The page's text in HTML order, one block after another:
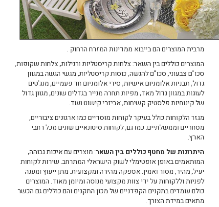
מרבית המוצרים הם בייבוא ממדינות המזרח הרחוק .
המוצרים כוללים בין השאר: צלחות קריסטליות ורגילות, צלחות שקופות,
סכו"ם צבעוני, סכו"ם להגשה, כוסות קריסטליות, מגשי הגשה במגוון
גדול, תבניות אלומניום אישיות, סירי אלומניום חד פעמיים, מנג'טים
לעוגות במגוון גדול מאד, מפיות תחרה מנייר בגדלים שונים, מגוון גדול
של קינוחיות פלסטיק קשיחות, אביזרי קישוט ועוד.
מגזר הלקוחות כולל בעיקר לקוחות מוסדיים כמו ארגונים ציבוריים,
מסחריים וממשלתיים. כמו גם, לקוחות סיטונאיים שונים מכל רחבי
הארץ.
היתרונות של מחטף כוללים בין השאר: מוצרים עם איכות גבוהה,
המותאמים באופן אופטימלי לשוק הישראלי המתרחב. שירות לקוחות
יעיל, מהיר, מסור ואמין. אספקה מהירה ומקצועית. מתן ייעוץ ומענה
לפניות וללקוחות על ידי צוות מקצועי מנוסה ומיומן מאוד. המוצרים
כולם עומדים בתקנים הקפדניים של מכון התקנים והם כוללים גם הכשר
מתאים במידת הצורך.